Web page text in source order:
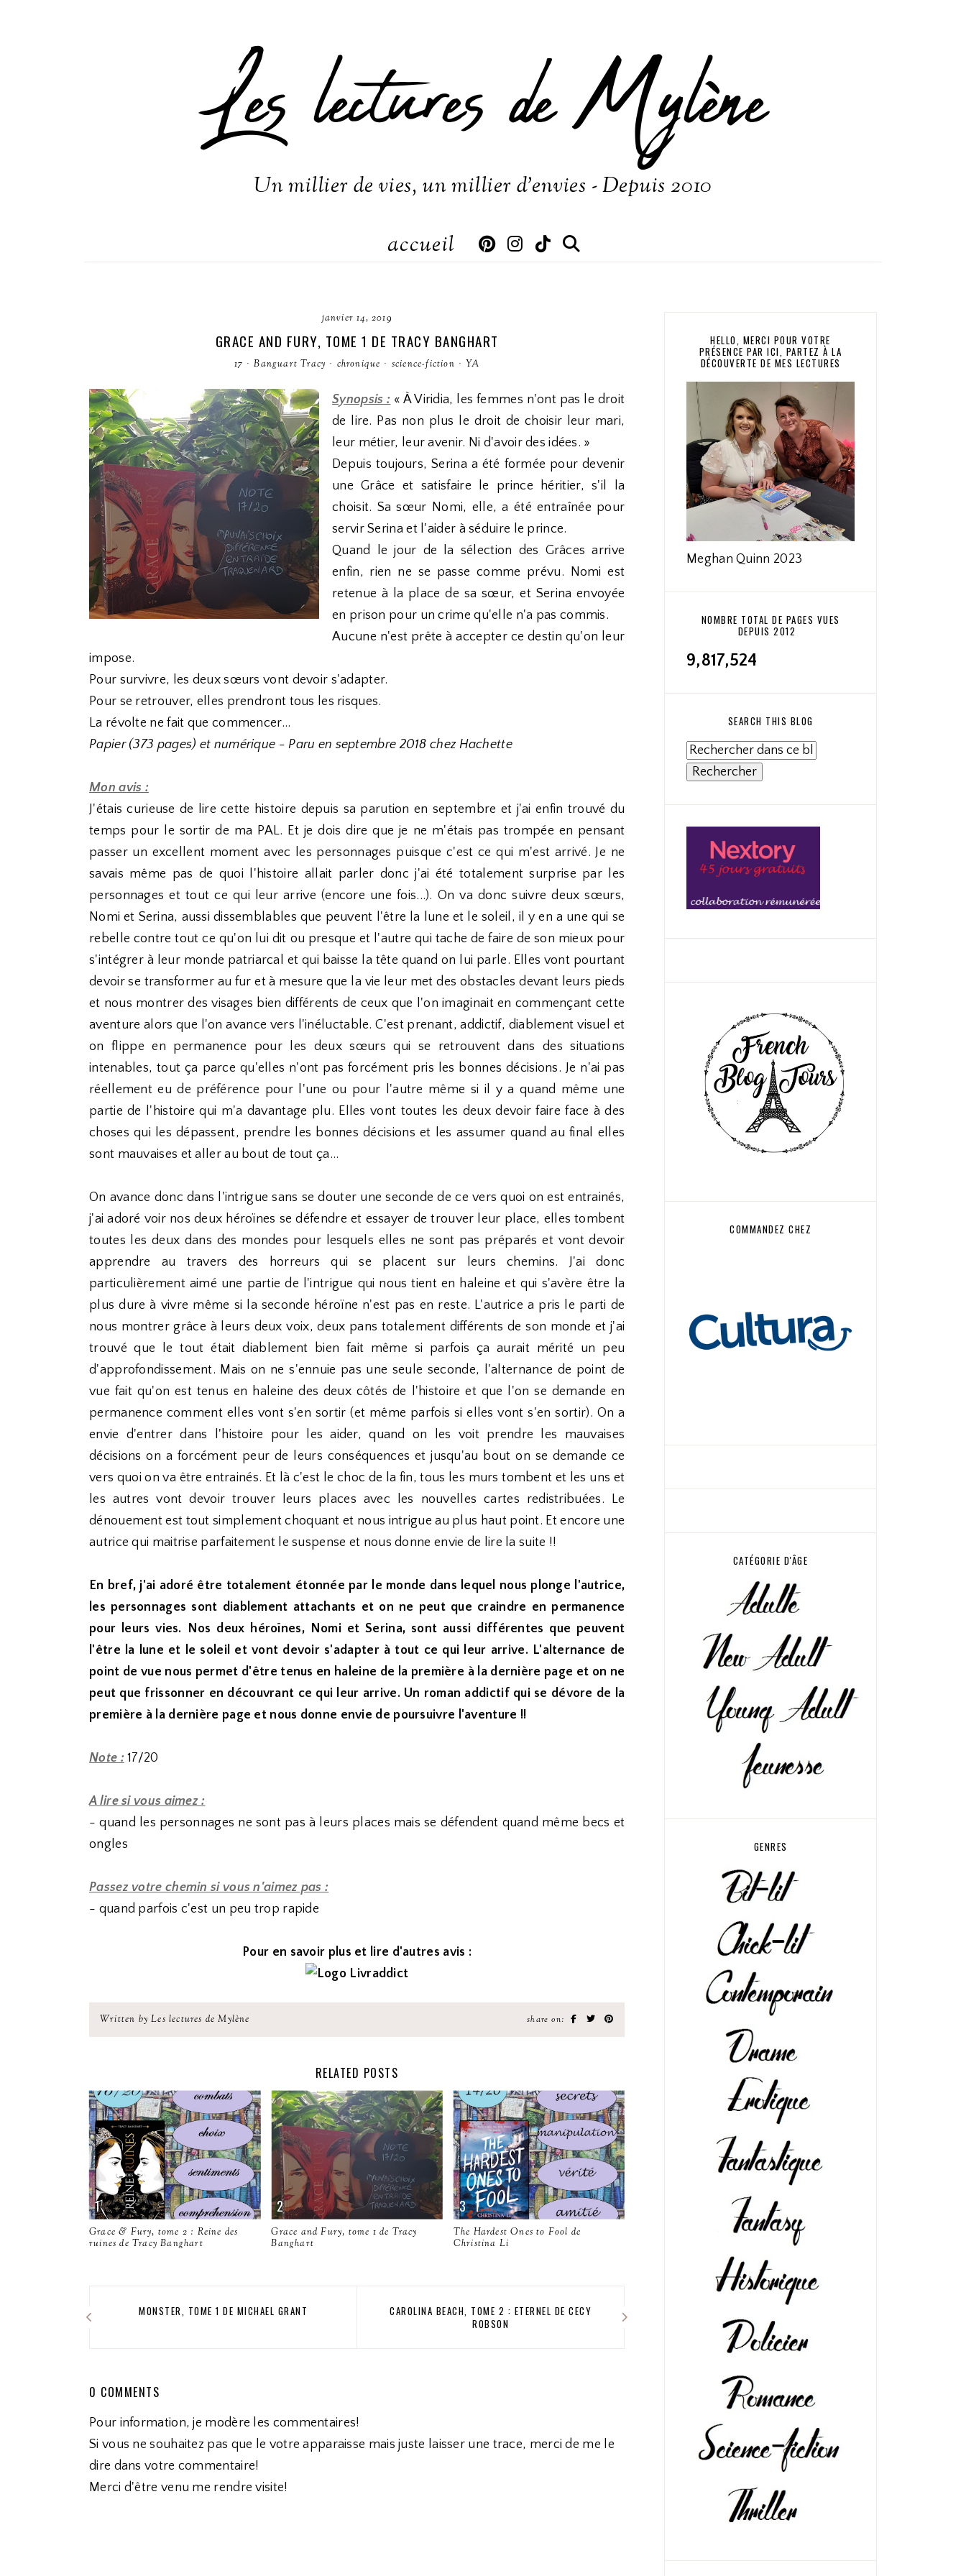
Les lectures de Mylène
Un millier de vies, un millier d'envies - Depuis 2010
accueil
janvier 14, 2019
GRACE AND FURY, TOME 1 DE TRACY BANGHART
17 · Banguart Tracy · chronique · science-fiction · YA
Synopsis : « À Viridia, les femmes n'ont pas le droit
de lire. Pas non plus le droit de choisir leur mari,
leur métier, leur avenir. Ni d'avoir des idées. »
Depuis toujours, Serina a été formée pour devenir
une Grâce et satisfaire le prince héritier, s'il la
choisit. Sa sœur Nomi, elle, a été entraînée pour
servir Serina et l'aider à séduire le prince.
Quand le jour de la sélection des Grâces arrive
enfin, rien ne se passe comme prévu. Nomi est
retenue à la place de sa sœur, et Serina envoyée
en prison pour un crime qu'elle n'a pas commis.
Aucune n'est prête à accepter ce destin qu'on leur
impose.
Pour survivre, les deux sœurs vont devoir s'adapter.
Pour se retrouver, elles prendront tous les risques.
La révolte ne fait que commencer...
Papier (373 pages) et numérique - Paru en septembre 2018 chez Hachette
Mon avis :
J'étais curieuse de lire cette histoire depuis sa parution en septembre et j'ai enfin trouvé du
temps pour le sortir de ma PAL. Et je dois dire que je ne m'étais pas trompée en pensant
passer un excellent moment avec les personnages puisque c'est ce qui m'est arrivé. Je ne
savais même pas de quoi l'histoire allait parler donc j'ai été totalement surprise par les
personnages et tout ce qui leur arrive (encore une fois...). On va donc suivre deux sœurs,
Nomi et Serina, aussi dissemblables que peuvent l'être la lune et le soleil, il y en a une qui se
rebelle contre tout ce qu'on lui dit ou presque et l'autre qui tache de faire de son mieux pour
s'intégrer à leur monde patriarcal et qui baisse la tête quand on lui parle. Elles vont pourtant
devoir se transformer au fur et à mesure que la vie leur met des obstacles devant leurs pieds
et nous montrer des visages bien différents de ceux que l'on imaginait en commençant cette
aventure alors que l'on avance vers l'inéluctable. C'est prenant, addictif, diablement visuel et
on flippe en permanence pour les deux sœurs qui se retrouvent dans des situations
intenables, tout ça parce qu'elles n'ont pas forcément pris les bonnes décisions. Je n'ai pas
réellement eu de préférence pour l'une ou pour l'autre même si il y a quand même une
partie de l'histoire qui m'a davantage plu. Elles vont toutes les deux devoir faire face à des
choses qui les dépassent, prendre les bonnes décisions et les assumer quand au final elles
sont mauvaises et aller au bout de tout ça...
On avance donc dans l'intrigue sans se douter une seconde de ce vers quoi on est entrainés,
j'ai adoré voir nos deux héroïnes se défendre et essayer de trouver leur place, elles tombent
toutes les deux dans des mondes pour lesquels elles ne sont pas préparés et vont devoir
apprendre au travers des horreurs qui se placent sur leurs chemins. J'ai donc
particulièrement aimé une partie de l'intrigue qui nous tient en haleine et qui s'avère être la
plus dure à vivre même si la seconde héroïne n'est pas en reste. L'autrice a pris le parti de
nous montrer grâce à leurs deux voix, deux pans totalement différents de son monde et j'ai
trouvé que le tout était diablement bien fait même si parfois ça aurait mérité un peu
d'approfondissement. Mais on ne s'ennuie pas une seule seconde, l'alternance de point de
vue fait qu'on est tenus en haleine des deux côtés de l'histoire et que l'on se demande en
permanence comment elles vont s'en sortir (et même parfois si elles vont s'en sortir). On a
envie d'entrer dans l'histoire pour les aider, quand on les voit prendre les mauvaises
décisions on a forcément peur de leurs conséquences et jusqu'au bout on se demande ce
vers quoi on va être entrainés. Et là c'est le choc de la fin, tous les murs tombent et les uns et
les autres vont devoir trouver leurs places avec les nouvelles cartes redistribuées. Le
dénouement est tout simplement choquant et nous intrigue au plus haut point. Et encore une
autrice qui maitrise parfaitement le suspense et nous donne envie de lire la suite !!
En bref, j'ai adoré être totalement étonnée par le monde dans lequel nous plonge l'autrice,
les personnages sont diablement attachants et on ne peut que craindre en permanence
pour leurs vies. Nos deux héroïnes, Nomi et Serina, sont aussi différentes que peuvent
l'être la lune et le soleil et vont devoir s'adapter à tout ce qui leur arrive. L'alternance de
point de vue nous permet d'être tenus en haleine de la première à la dernière page et on ne
peut que frissonner en découvrant ce qui leur arrive. Un roman addictif qui se dévore de la
première à la dernière page et nous donne envie de poursuivre l'aventure !!
Note : 17/20
A lire si vous aimez :
- quand les personnages ne sont pas à leurs places mais se défendent quand même becs et
ongles
Passez votre chemin si vous n'aimez pas :
- quand parfois c'est un peu trop rapide
Pour en savoir plus et lire d'autres avis :
Written by Les lectures de Mylène share on:
RELATED POSTS
Grace & Fury, tome 2 : Reine des
ruines de Tracy Banghart
Grace and Fury, tome 1 de Tracy
Banghart
The Hardest Ones to Fool de
Christina Li
MONSTER, TOME 1 DE MICHAEL GRANT
CAROLINA BEACH, TOME 2 : ETERNEL DE CECY
ROBSON
0 COMMENTS
Pour information, je modère les commentaires!
Si vous ne souhaitez pas que le votre apparaisse mais juste laisser une trace, merci de me le
dire dans votre commentaire!
Merci d'être venu me rendre visite!
HELLO, MERCI POUR VOTRE
PRÉSENCE PAR ICI, PARTEZ À LA
DÉCOUVERTE DE MES LECTURES
Meghan Quinn 2023
NOMBRE TOTAL DE PAGES VUES
DEPUIS 2012
9,817,524
SEARCH THIS BLOG
COMMANDEZ CHEZ
CATÉGORIE D'ÂGE
GENRES